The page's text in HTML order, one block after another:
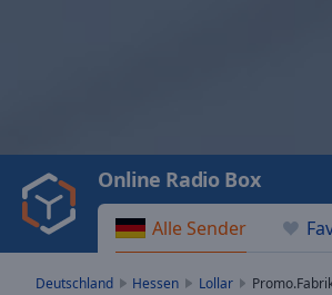
Video
Play
Backward
Skip
Alle Sender
Online Radio Box
Deutschland Hessen Lollar